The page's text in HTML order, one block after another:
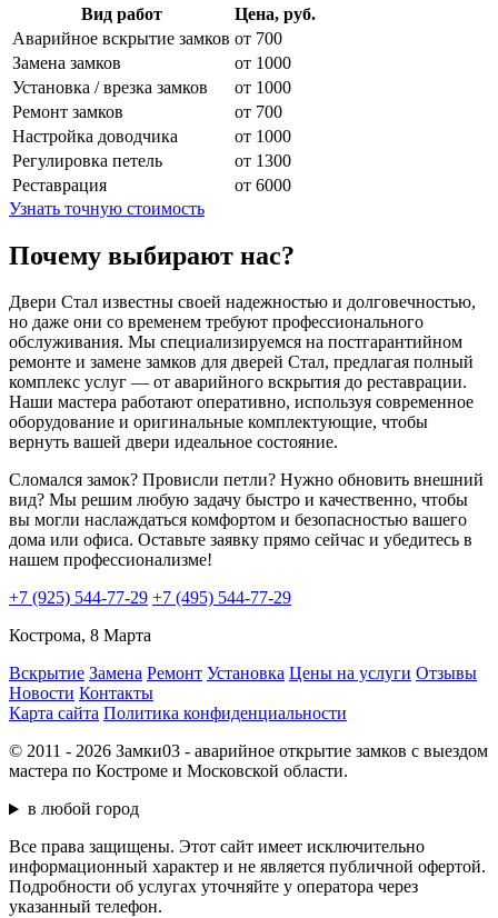
Вид работ
Цена, руб.
Аварийное вскрытие замков от 700
Замена замков
от 1000
Установка / врезка замков
от 1000
Ремонт замков
от 700
Настройка доводчика
от 1000
Регулировка петель
от 1300
Реставрация
от 6000
Узнать точную стоимость
Почему выбирают нас?
Двери Стал известны своей надежностью и долговечностью,
но даже они со временем требуют профессионального
обслуживания. Мы специализируемся на постгарантийном
ремонте и замене замков для дверей Стал, предлагая полный
комплекс услуг — от аварийного вскрытия до реставрации.
Наши мастера работают оперативно, используя современное
оборудование и оригинальные комплектующие, чтобы
вернуть вашей двери идеальное состояние.
Сломался замок? Провисли петли? Нужно обновить внешний
вид? Мы решим любую задачу быстро и качественно, чтобы
вы могли наслаждаться комфортом и безопасностью вашего
дома или офиса. Оставьте заявку прямо сейчас и убедитесь в
нашем профессионализме!
+7 (925) 544-77-29 +7 (495) 544-77-29
Кострома, 8 Марта
Вскрытие Замена Ремонт Установка Цены на услуги Отзывы
Новости Контакты
Карта сайта Политика конфиденциальности
© 2011 - 2026 Замки03 - аварийное открытие замков с выездом
мастера по Костроме и Московской области.
в любой город
Все права защищены. Этот сайт имеет исключительно
информационный характер и не является публичной офертой.
Подробности об услугах уточняйте у оператора через
указанный телефон.